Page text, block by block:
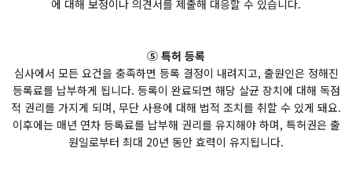
에 대해 보정이나 의견서를 제출해 대응할 수 있습니다.
⑤ 특허 등록
심사에서 모든 요건을 충족하면 등록 결정이 내려지고, 출원인은 정해진
등록료를 납부하게 됩니다. 등록이 완료되면 해당 살균 장치에 대해 독점
적 권리를 가지게 되며, 무단 사용에 대해 법적 조치를 취할 수 있게 돼요.
이후에는 매년 연차 등록료를 납부해 권리를 유지해야 하며, 특허권은 출
원일로부터 최대 20년 동안 효력이 유지됩니다.